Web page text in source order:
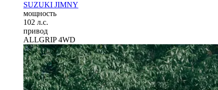
SUZUKI JIMNY
мощность
102 л.с.
привод
ALLGRIP 4WD